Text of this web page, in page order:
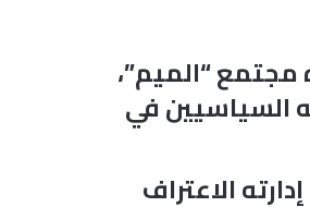
مجتمع “الميم”،
السياسيين في
الاعتراف